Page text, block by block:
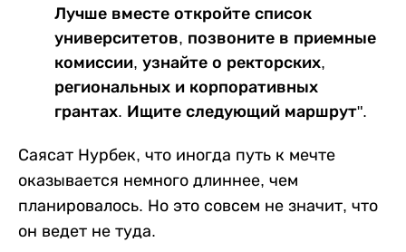
Лучше вместе откройте список
университетов, позвоните в приемные
комиссии, узнайте о ректорских,
региональных и корпоративных
грантах. Ищите следующий маршрут".
Саясат Нурбек, что иногда путь к мечте
оказывается немного длиннее, чем
планировалось. Но это совсем не значит, что
он ведет не туда.